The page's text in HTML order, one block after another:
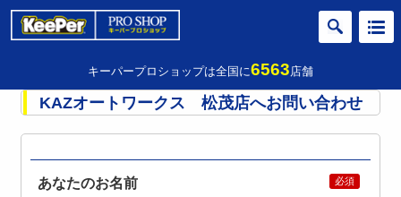
キーパープロショップは全国に6563店舗
KAZオートワークス 松茂店へお問い合わせ
あなたのお名前